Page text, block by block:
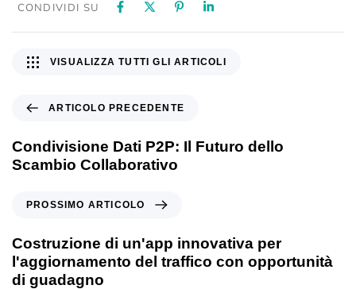
CONDIVIDI SU
ARTICOLO PRECEDENTE
Condivisione Dati P2P: Il Futuro dello
Scambio Collaborativo
VISUALIZZA TUTTI GLI ARTICOLI
PROSSIMO ARTICOLO
Costruzione di un'app innovativa per
l'aggiornamento del traffico con opportunità
di guadagno